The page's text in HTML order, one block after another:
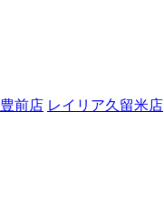
豊前店 レイリア久留米店